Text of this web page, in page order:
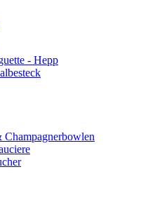
- Hepp
Champagnerbowlen